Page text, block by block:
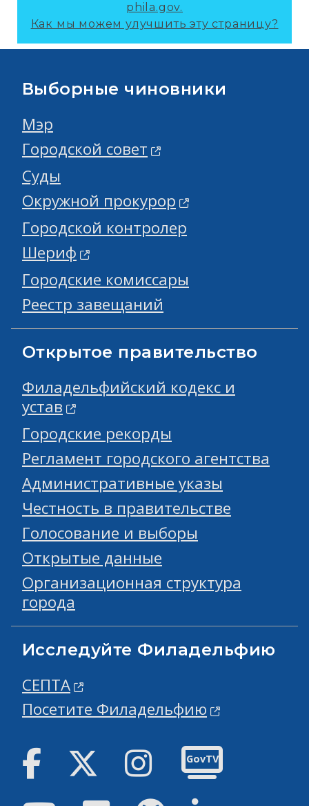
phila.gov.
Как мы можем улучшить эту страницу?
Выборные чиновники
Мэр
Городской совет
Суды
Окружной прокурор
Городской контролер
Шериф
Городские комиссары
Реестр завещаний
Открытое правительство
Филадельфийский кодекс и
устав
Городские рекорды
Регламент городского агентства
Административные указы
Честность в правительстве
Голосование и выборы
Открытые данные
Организационная структура
города
Исследуйте Филадельфию
СЕПТА
Посетите Филадельфию
Facebook Твиттер инстаграм
GovTV